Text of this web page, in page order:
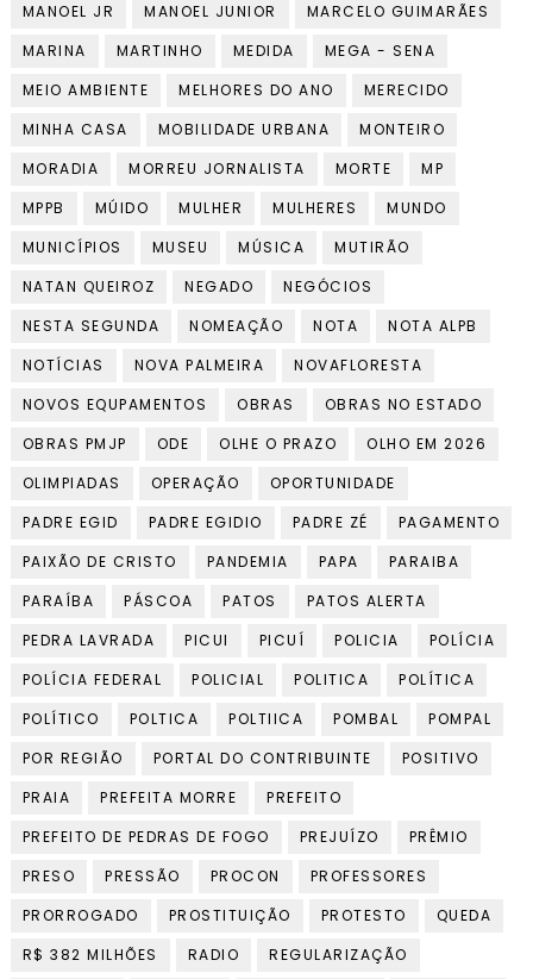
MANOEL JR
MANOEL JUNIOR
MARCELO GUIMARÃES
MARINA
MARTINHO MEDIDA
MEGA - SENA
MEIO AMBIENTE
MELHORES DO ANO
MERECIDO
MINHA CASA
MOBILIDADE URBANA
MONTEIRO
MORADIA
MORREU JORNALISTA MORTE
MP
MPPB
MÚIDO MULHER MULHERES
MUNDO
MUNICÍPIOS
MUSEU MÚSICA
MUTIRÃO
NATAN QUEIROZ
NEGADO
NEGÓCIOS
NESTA SEGUNDA
NOMEAÇÃO NOTA
NOTA ALPB
NOTÍCIAS
NOVA PALMEIRA
NOVAFLORESTA
NOVOS EQUPAMENTOS
OBRAS
OBRAS NO ESTADO
OBRAS PMJP
ODE OLHE O PRAZO
OLHO EM 2026
OLIMPIADAS
OPERAÇÃO
OPORTUNIDADE
PADRE EGID
PADRE EGIDIO PADRE ZÉ
PAGAMENTO
PAIXÃO DE CRISTO
PANDEMIA PAPA
PARAIBA
PARAÍBA
PÁSCOA PATOS
PATOS ALERTA
PEDRA LAVRADA
PICUI PICUÍ POLICIA
POLÍCIA
POLÍCIA FEDERAL
POLICIAL POLITICA
POLÍTICA
POLÍTICO
POLTICA POLTIICA POMBAL
POMPAL
POR REGIÃO
PORTAL DO CONTRIBUINTE
POSITIVO
PRAIA
PREFEITA MORRE
PREFEITO
PREFEITO DE PEDRAS DE FOGO
PREJUÍZO
PRÊMIO
PRESO
PRESSÃO PROCON
PROFESSORES
PRORROGADO
PROSTITUIÇÃO PROTESTO
QUEDA
R$ 382 MILHÕES
RADIO
REGULARIZAÇÃO